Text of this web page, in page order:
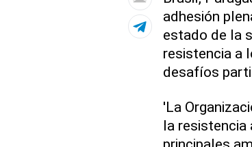
adhesión
estado de la
resistencia a
desafíos
'La
la resistencia